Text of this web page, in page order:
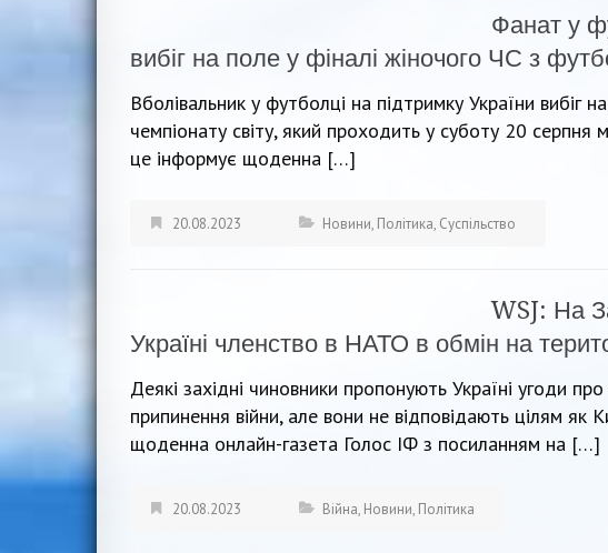
Фанат у
вибіг на поле у фіналі жіночого ЧС з
Вболівальник у футболці на підтримку України вибіг
чемпіонату світу, який проходить у суботу 20 серпня
це інформує щоденна […]
20.08.2023 Новини, Політика, Суспільство
WSJ: На
Україні членство в НАТО в обмін на
Деякі західні чиновники пропонують Україні угоди
припинення війни, але вони не відповідають цілям як
щоденна онлайн-газета Голос ІФ з посиланням на […]
20.08.2023 Війна, Новини, Політика